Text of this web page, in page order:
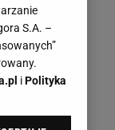
S.A. –
iPolityka